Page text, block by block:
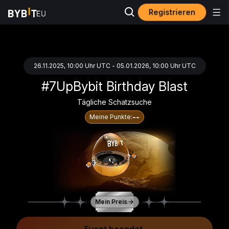
Registrieren
26.11.2025, 10:00 Uhr UTC - 05.01.2026, 10:00 Uhr UTC
#7UpBybit Birthday Blast
Tägliche Schatzsuche
Meine Punkte:--
Verbleibende Chancen:--
Mein Preis